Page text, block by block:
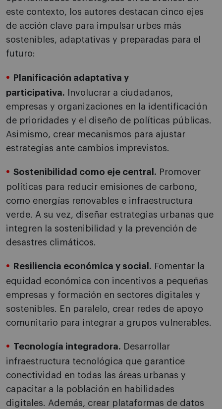
este contexto, los autores destacan cinco ejes
de acción clave para impulsar urbes más
sostenibles, adaptativas y preparadas para el
futuro:
Planificación adaptativa y
participativa. Involucrar a ciudadanos,
empresas y organizaciones en la identificación
de prioridades y el diseño de políticas públicas.
Asimismo, crear mecanismos para ajustar
estrategias ante cambios imprevistos.
Sostenibilidad como eje central. Promover
políticas para reducir emisiones de carbono,
como energías renovables e infraestructura
verde. A su vez, diseñar estrategias urbanas que
integren la sostenibilidad y la prevención de
desastres climáticos.
Resiliencia económica y social. Fomentar la
equidad económica con incentivos a pequeñas
empresas y formación en sectores digitales y
sostenibles. En paralelo, crear redes de apoyo
comunitario para integrar a grupos vulnerables.
Tecnología integradora. Desarrollar
infraestructura tecnológica que garantice
conectividad en todas las áreas urbanas y
capacitar a la población en habilidades
digitales. Además, crear plataformas de datos